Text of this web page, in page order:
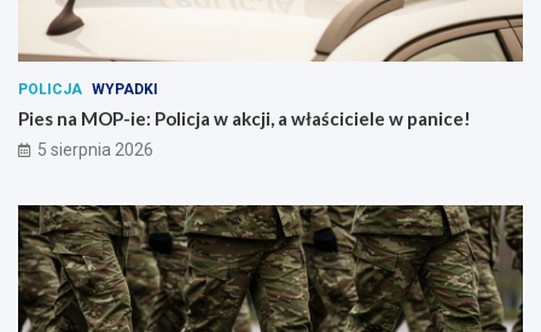
POLICJA WYPADKI
Pies na MOP-ie: Policja w akcji, a właściciele w panice!
5 sierpnia 2026